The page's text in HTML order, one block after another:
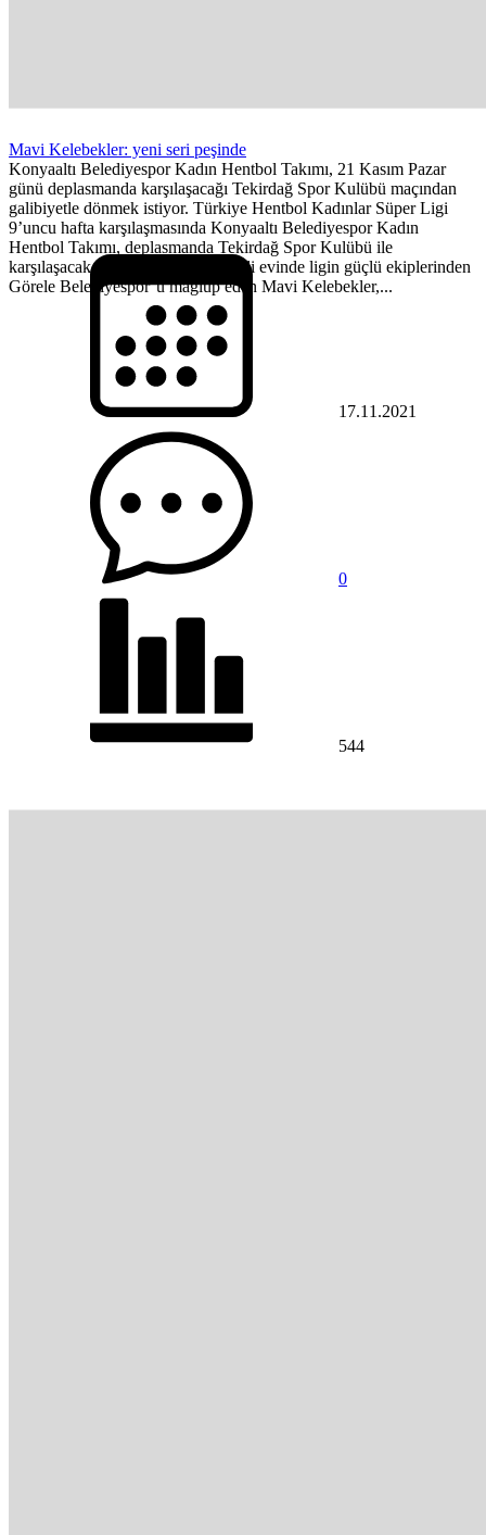
Mavi Kelebekler: yeni seri peşinde
Konyaaltı Belediyespor Kadın Hentbol Takımı, 21 Kasım Pazar
günü deplasmanda karşılaşacağı Tekirdağ Spor Kulübü maçından
galibiyetle dönmek istiyor. Türkiye Hentbol Kadınlar Süper Ligi
9’uncu hafta karşılaşmasında Konyaaltı Belediyespor Kadın
Hentbol Takımı, deplasmanda Tekirdağ Spor Kulübü ile
karşılaşacak. Geçtiğimiz hafta kendi evinde ligin güçlü ekiplerinden
Görele Belediyespor’u mağlup eden Mavi Kelebekler,...
17.11.2021
0
544